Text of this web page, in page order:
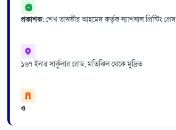
প্রকাশক:শেখ তানভীর আহমেদ কর্তৃক ন্যাশনাল প্রিন্টিং প্রেস
১৬৭ ইনার সার্কুলার রোড, মতিঝিল থেকে মুদ্রিত
ও